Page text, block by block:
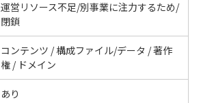
運営リソース不足/別事業に注力するため/
閉鎖
コンテンツ / 構成ファイル/データ / 著作
権 / ドメイン
あり